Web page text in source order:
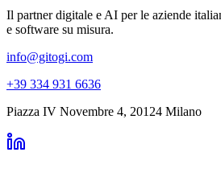
Il partner digitale e AI per le aziende
e software su misura.
info@gitogi.com
+39 334 931 6636
Piazza IV Novembre 4, 20124 Milano